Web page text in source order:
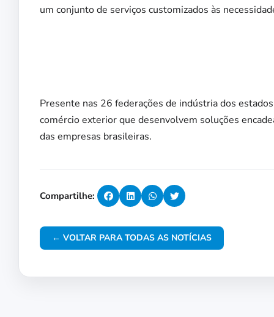
um conjunto de serviços customizados às
Presente nas 26 federações de indústria dos
comércio exterior que desenvolvem soluções
das empresas brasileiras.
Compartilhe:
← VOLTAR PARA TODAS AS NOTÍCIAS